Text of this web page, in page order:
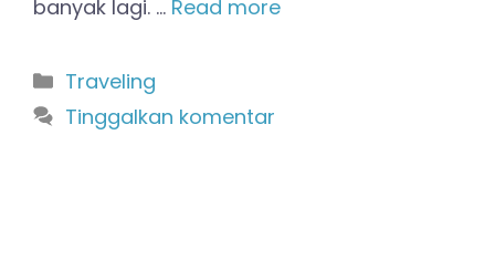
banyak lagi. … Read more
Kategori
Traveling
Tinggalkan komentar